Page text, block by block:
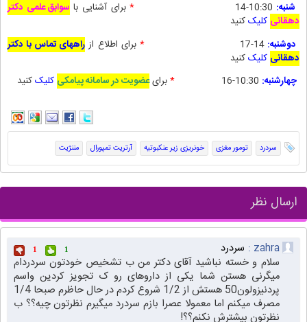
شنبه: *برای آشنایی با سوابق علمی دکتر
دهقانی کلیککنید
دوشنبه: 14-17
* برای اطلاع از راههای تماس با دکتر
دهقانی کلیککنید
چهارشنبه:
*برایعضویت در سامانه پیامکی کلیککنید
سردرد تومور مغزی خونریزی زیر عنکبوتیه آرتریت تمپورال مننژیت
ارسال نظر
zahra : سردرد 1
1
سلام و خسته نباشید آقای دکتر من ب تشخیص خودتون سردردام
میگرنی هستن شما یکی از داروهای رو ک تجویز کردین واسم
پردنیزولون50 هستش از 1/2 شروع کردم در حال حاظرم صبحا 1/4
مصرف میکنم اما معمولا عصرا بازم سردرد میگیرم نظرتون چیه؟؟ ب
نظرتون بیشترش نکنم؟؟!